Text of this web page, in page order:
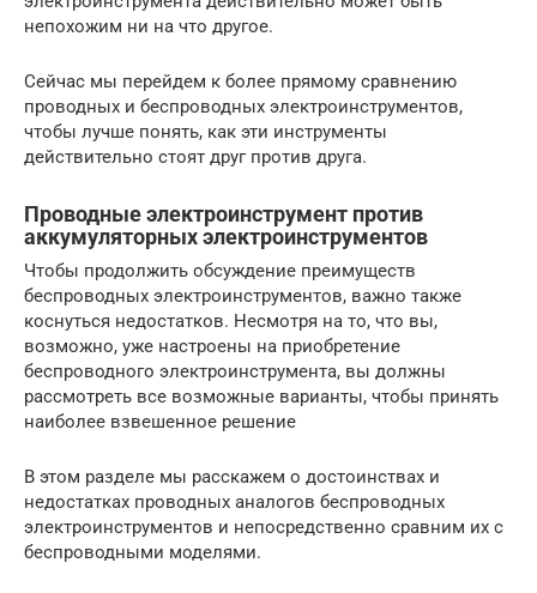
непохожим ни на что другое.
Сейчас мы перейдем к более прямому сравнению
проводных и беспроводных электроинструментов,
чтобы лучше понять, как эти инструменты
действительно стоят друг против друга.
Проводные электроинструмент против
аккумуляторных электроинструментов
Чтобы продолжить обсуждение преимуществ
беспроводных электроинструментов, важно также
коснуться недостатков. Несмотря на то, что вы,
возможно, уже настроены на приобретение
беспроводного электроинструмента, вы должны
рассмотреть все возможные варианты, чтобы принять
наиболее взвешенное решение
В этом разделе мы расскажем о достоинствах и
недостатках проводных аналогов беспроводных
электроинструментов и непосредственно сравним их с
беспроводными моделями.